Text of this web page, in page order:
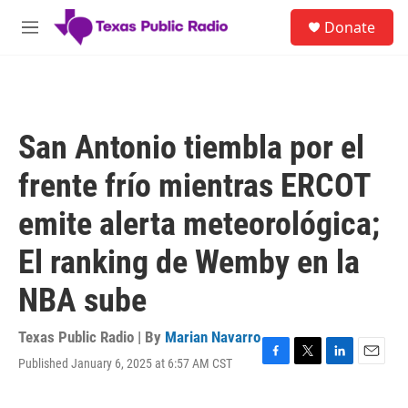
Skip to main content
M
Donate
San Antonio tiembla por el
frente frío mientras ERCOT
emite alerta meteorológica;
El ranking de Wemby en la
NBA sube
Texas Public Radio | By Marian Navarro
Published January 6, 2025 at 6:57 AM CST
F
T
L
E